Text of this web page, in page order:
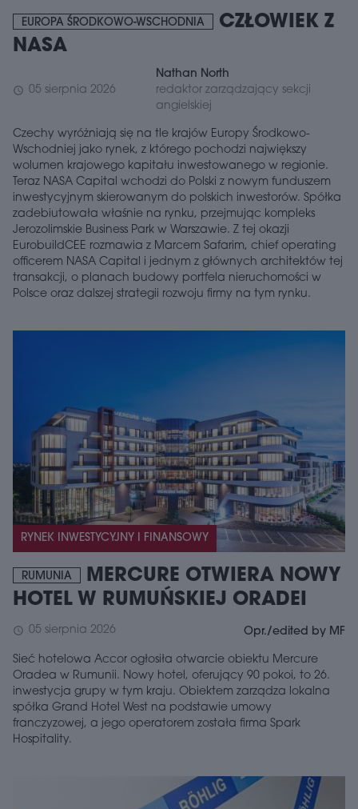
EUROPA ŚRODKOWO-WSCHODNIA
CZŁOWIEK Z
NASA
schedule 05 sierpnia 2026
Nathan North
redaktor zarządzający sekcji
angielskiej
Czechy wyróżniają się na tle krajów Europy Środkowo-
Wschodniej jako rynek, z którego pochodzi największy
wolumen krajowego kapitału inwestowanego w regionie.
Teraz NASA Capital wchodzi do Polski z nowym funduszem
inwestycyjnym skierowanym do polskich inwestorów. Spółka
zadebiutowała właśnie na rynku, przejmując kompleks
Jerozolimskie Business Park w Warszawie. Z tej okazji
EurobuildCEE rozmawia z Marcem Safarim, chief operating
officerem NASA Capital i jednym z głównych architektów tej
transakcji, o planach budowy portfela nieruchomości w
Polsce oraz dalszej strategii rozwoju firmy na tym rynku.
RYNEK INWESTYCYJNY I FINANSOWY
RUMUNIA
MERCURE OTWIERA NOWY
HOTEL W RUMUŃSKIEJ ORADEI
schedule 05 sierpnia 2026 Opr./edited by MF
Sieć hotelowa Accor ogłosiła otwarcie obiektu Mercure
Oradea w Rumunii. Nowy hotel, oferujący 90 pokoi, to 26.
inwestycja grupy w tym kraju. Obiektem zarządza lokalna
spółka Grand Hotel West na podstawie umowy
franczyzowej, a jego operatorem została firma Spark
Hospitality.